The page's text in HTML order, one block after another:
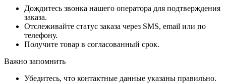
Дождитесь звонка нашего оператора для подтверждения
заказа.
Отслеживайте статус заказа через SMS, email или по
телефону.
Получите товар в согласованный срок.
Важно запомнить
Убедитесь, что контактные данные указаны правильно.